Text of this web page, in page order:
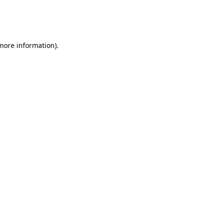
information).